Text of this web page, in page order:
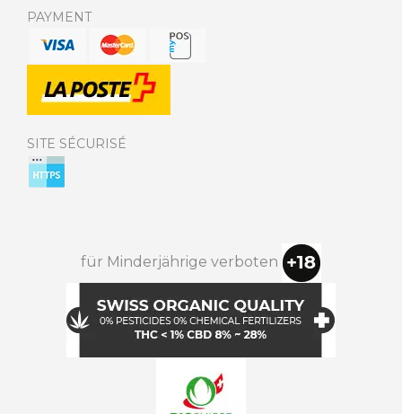
PAYMENT
SITE SÉCURISÉ
für Minderjährige verboten